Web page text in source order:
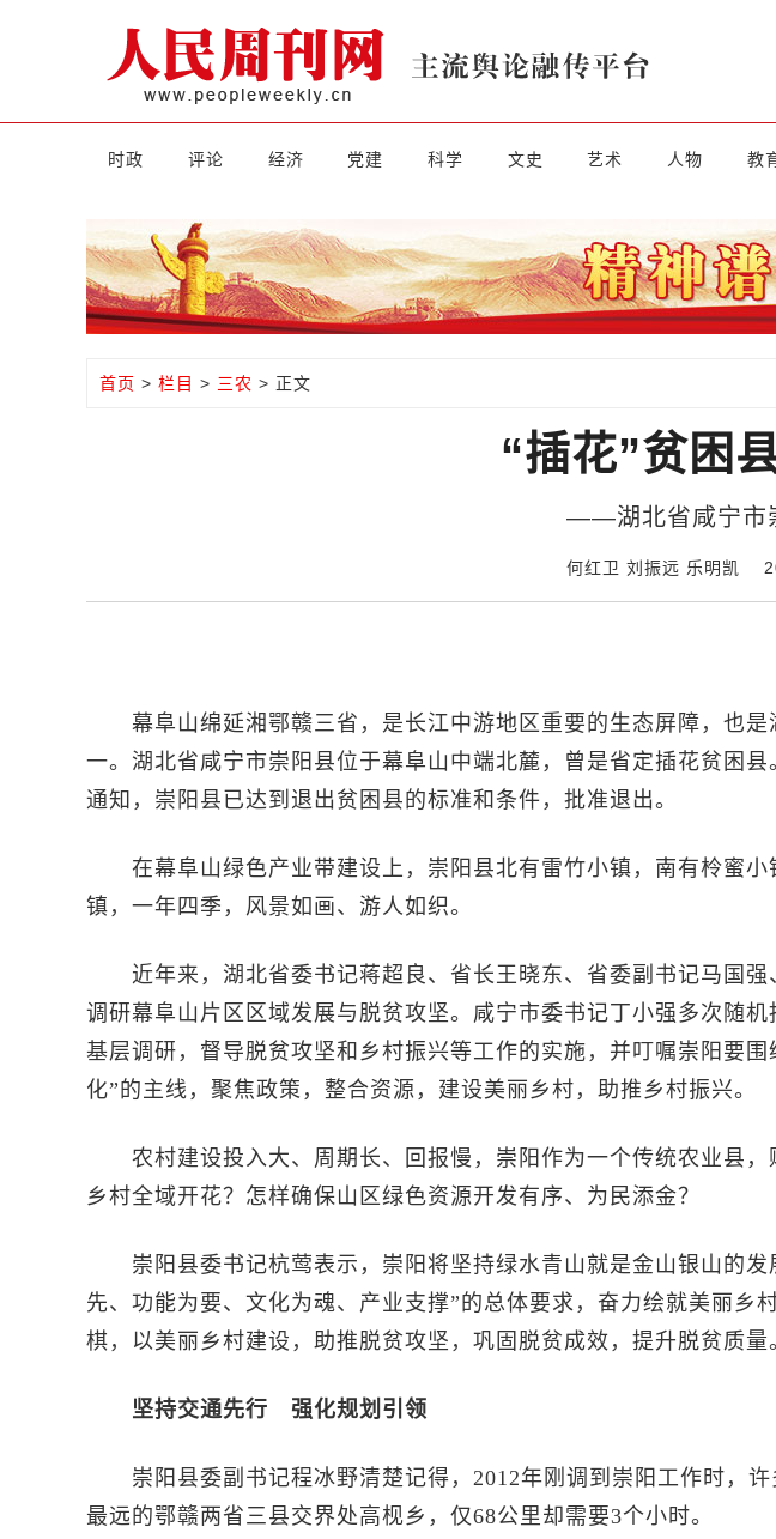
时政 评论 经济 党建 科学 文史 艺术 人物 教
首页 > 栏目 > 三农 > 正文
“插花”贫困
——湖北省咸宁市
何红卫 刘振远 乐明凯
幕阜山绵延湘鄂赣三省，是长江中游地区重要的生态屏障，也是
一。湖北省咸宁市崇阳县位于幕阜山中端北麓，曾是省定插花贫困
通知，崇阳县已达到退出贫困县的标准和条件，批准退出。
在幕阜山绿色产业带建设上，崇阳县北有雷竹小镇，南有柃蜜小
镇，一年四季，风景如画、游人如织。
近年来，湖北省委书记蒋超良、省长王晓东、省委副书记马国强
调研幕阜山片区区域发展与脱贫攻坚。咸宁市委书记丁小强多次随
基层调研，督导脱贫攻坚和乡村振兴等工作的实施，并叮嘱崇阳要
化”的主线，聚焦政策，整合资源，建设美丽乡村，助推乡村振兴。
农村建设投入大、周期长、回报慢，崇阳作为一个传统农业县，
乡村全域开花？怎样确保山区绿色资源开发有序、为民添金？
崇阳县委书记杭莺表示，崇阳将坚持绿水青山就是金山银山的发
先、功能为要、文化为魂、产业支撑”的总体要求，奋力绘就美丽乡
棋，以美丽乡村建设，助推脱贫攻坚，巩固脱贫成效，提升脱贫质量
坚持交通先行 强化规划引领
崇阳县委副书记程冰野清楚记得，2012年刚调到崇阳工作时，许
最远的鄂赣两省三县交界处高枧乡，仅68公里却需要3个小时。